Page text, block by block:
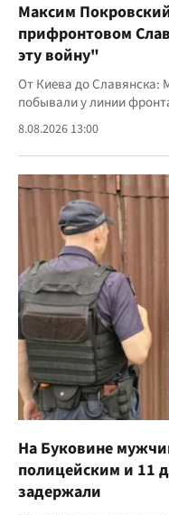
Максим
прифронтовом
эту войну"
От Киева до Славянска:
побывали у линии
8.08.2026 13:00
На Буковине
полицейским и 11
задержали